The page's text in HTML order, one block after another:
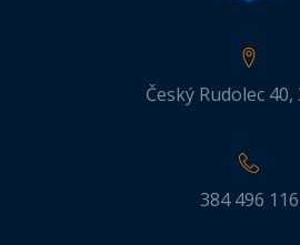
Český Rudolec 40,
384 496 116